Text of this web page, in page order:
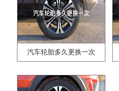
汽车轮胎多久更换一次